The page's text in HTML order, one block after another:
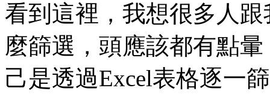
看到這裡，我想很多人
麼篩選，頭應該都有點
己是透過Excel表格逐一